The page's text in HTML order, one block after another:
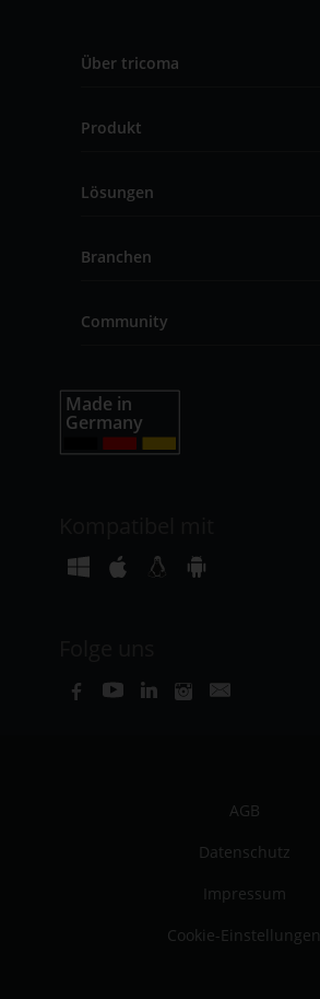
Über tricoma
Produkt
Lösungen
Branchen
Community
AGB
Datenschutz
Impressum
Cookie-Einstellungen